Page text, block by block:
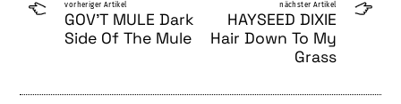
vorheriger Artikel
GOV’T MULE Dark
Side Of The Mule
nächster Artikel
HAYSEED DIXIE
Hair Down To My
Grass